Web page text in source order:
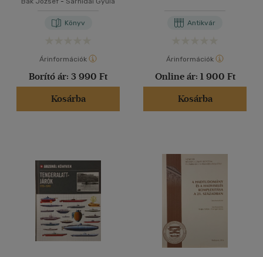
Könyv
Árinformációk
Borító ár: 3 990 Ft
Kosárba
Antikvár
Árinformációk
Online ár: 1 900 Ft
Kosárba